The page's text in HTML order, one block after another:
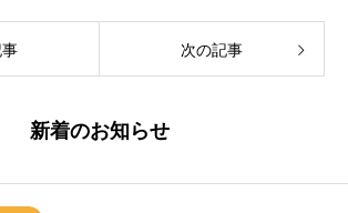
次の記事
新着のお知らせ